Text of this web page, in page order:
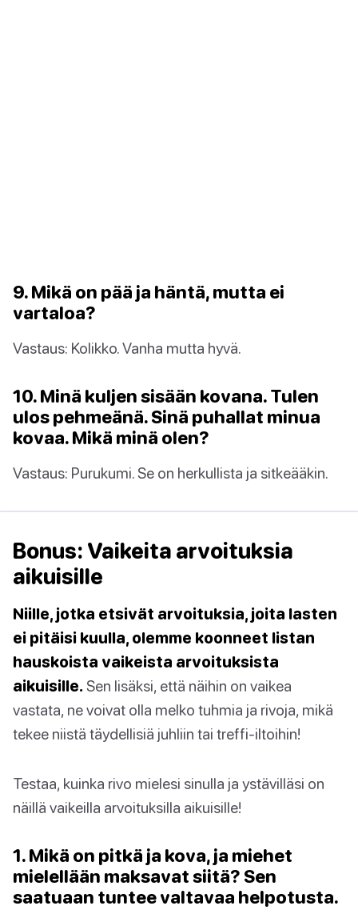
9. Mikä on pää ja häntä, mutta ei
vartaloa?
Vastaus: Kolikko. Vanha mutta hyvä.
10. Minä kuljen sisään kovana. Tulen
ulos pehmeänä. Sinä puhallat minua
kovaa. Mikä minä olen?
Vastaus: Purukumi. Se on herkullista ja sitkeääkin.
Bonus: Vaikeita arvoituksia
aikuisille
Niille, jotka etsivät arvoituksia, joita lasten
ei pitäisi kuulla, olemme koonneet listan
hauskoista vaikeista arvoituksista
aikuisille. Sen lisäksi, että näihin on vaikea
vastata, ne voivat olla melko tuhmia ja rivoja, mikä
tekee niistä täydellisiä juhliin tai treffi-iltoihin!
Testaa, kuinka rivo mielesi sinulla ja ystävilläsi on
näillä vaikeilla arvoituksilla aikuisille!
1. Mikä on pitkä ja kova, ja miehet
mielellään maksavat siitä? Sen
saatuaan tuntee valtavaa helpotusta.